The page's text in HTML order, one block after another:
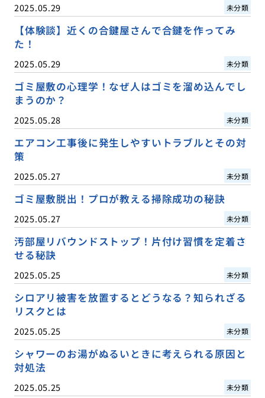
2025.05.29 未分類
【体験談】近くの合鍵屋さんで合鍵を作ってみ
た！
2025.05.29 未分類
ゴミ屋敷の心理学！なぜ人はゴミを溜め込んでし
まうのか？
2025.05.28 未分類
エアコン工事後に発生しやすいトラブルとその対
策
2025.05.27 未分類
ゴミ屋敷脱出！プロが教える掃除成功の秘訣
2025.05.27 未分類
汚部屋リバウンドストップ！片付け習慣を定着さ
せる秘訣
2025.05.25 未分類
シロアリ被害を放置するとどうなる？知られざる
リスクとは
2025.05.25 未分類
シャワーのお湯がぬるいときに考えられる原因と
対処法
2025.05.25 未分類